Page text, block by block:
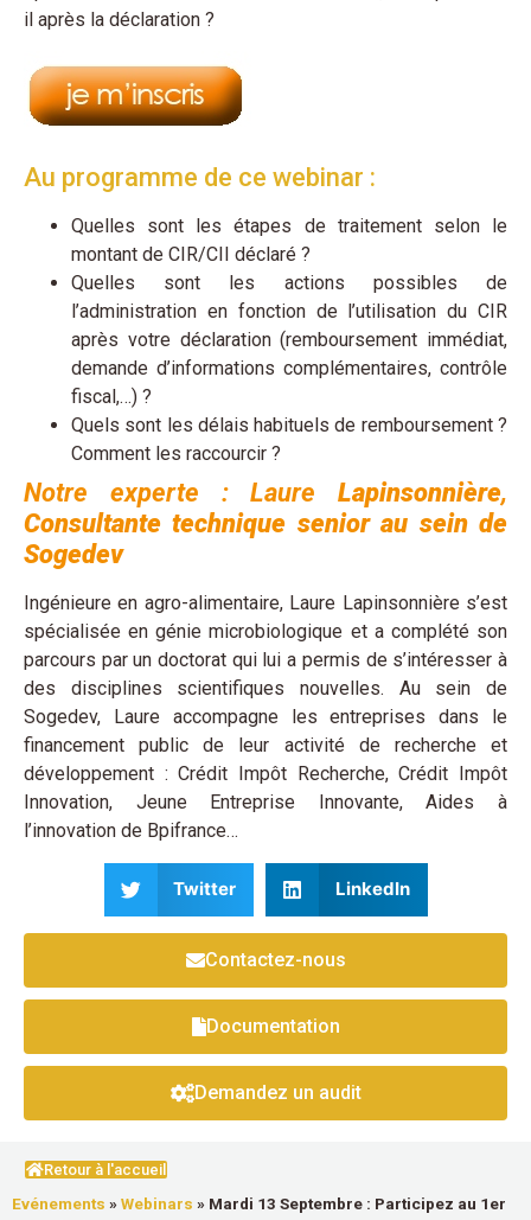
il après la déclaration ?
Au programme de ce webinar :
Quelles sont les étapes de traitement selon le
montant de CIR/CII déclaré ?
Quelles sont les actions possibles de
l’administration en fonction de l’utilisation du CIR
après votre déclaration (remboursement immédiat,
demande d’informations complémentaires, contrôle
fiscal,…) ?
Quels sont les délais habituels de remboursement ?
Comment les raccourcir ?
Notre experte : Laure Lapinsonnière,
Consultante technique senior au sein de
Sogedev
Ingénieure en agro-alimentaire, Laure Lapinsonnière s’est
spécialisée en génie microbiologique et a complété son
parcours par un doctorat qui lui a permis de s’intéresser à
des disciplines scientifiques nouvelles. Au sein de
Sogedev, Laure accompagne les entreprises dans le
financement public de leur activité de recherche et
développement : Crédit Impôt Recherche, Crédit Impôt
Innovation, Jeune Entreprise Innovante, Aides à
l’innovation de Bpifrance…
Twitter LinkedIn
Contactez-nous
Documentation
Demandez un audit
Retour à l'accueil
Evénements »Webinars » Mardi 13 Septembre : Participez au 1er